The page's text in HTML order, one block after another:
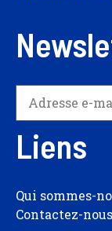
Liens
Qui sommes-
Contactez-nous